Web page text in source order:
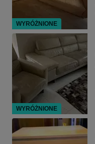
WYRÓŻNIONE
WYRÓŻNIONE